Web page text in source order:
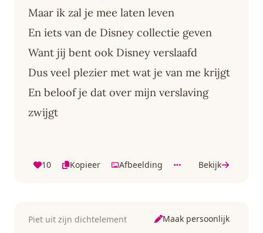
Maar ik zal je mee laten leven
En iets van de Disney collectie geven
Want jij bent ook Disney verslaafd
Dus veel plezier met wat je van me krijgt
En beloof je dat over mijn verslaving
zwijgt
10 Kopieer Afbeelding Bekijk
Piet uit zijn dichtelement Maak persoonlijk